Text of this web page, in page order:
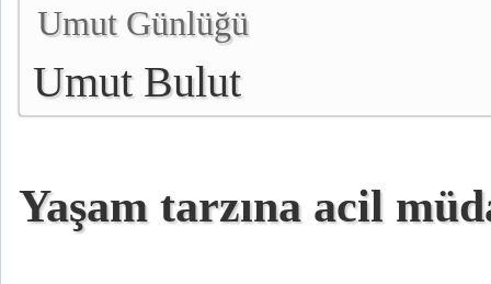
Umut Günlüğü
Umut Bulut
Yaşam tarzına acil